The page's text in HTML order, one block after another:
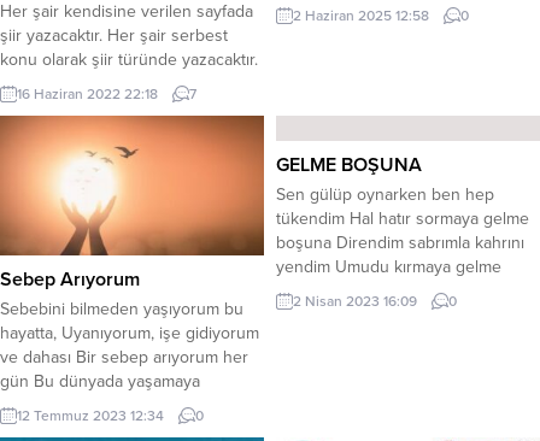
Her şair kendisine verilen sayfada
şiir yazacaktır. Her şair serbest
konu olarak şiir türünde yazacaktır.
Her şaire verilen sayfa sayısı en
fazla (Sayfa başı 25 satır) toplam 5
(A5) sayfasıdır. Ayrıca her şairin (en
fazla 250 kelime 1 A5 Sayfasında)
(Fotoğraflar fon boş şekilde
olması)...
16 Haziran 2022 22:18 7
Dağıtım ve satıştadır. 106 sayfalık,
Mektup-deneme türünde, kısa/öz
kitabımızda; bazen kendinizle,
bazen sevdiklerinizle, bazen...
2 Haziran 2025 12:58 0
Sebep Arıyorum
Sebebini bilmeden yaşıyorum bu
hayatta, Uyanıyorum, işe gidiyorum
ve dahası Bir sebep arıyorum her
gün Bu dünyada yaşamaya
Gülmek için bir sebep, Uyanmak
için bir sebep, Sevmek için bir
12 Temmuz 2023 12:34 0
GELME BOŞUNA
Sen gülüp oynarken ben hep
tükendim Hal hatır sormaya gelme
boşuna Direndim sabrımla kahrını
yendim Umudu kırmaya gelme
boşuna * Günü düne sordum
haftayı aya Bana ettiğini unuttun
2 Nisan 2023 16:09 0